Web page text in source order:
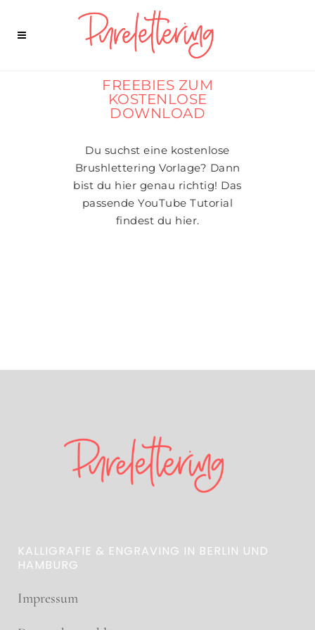
FREEBIES ZUM
KOSTENLOSE
DOWNLOAD
Du suchst eine kostenlose
Brushlettering Vorlage? Dann
bist du hier genau richtig! Das
passende YouTube Tutorial
findest du hier.
KALLIGRAFIE & ENGRAVING IN BERLIN UND
HAMBURG
Impressum